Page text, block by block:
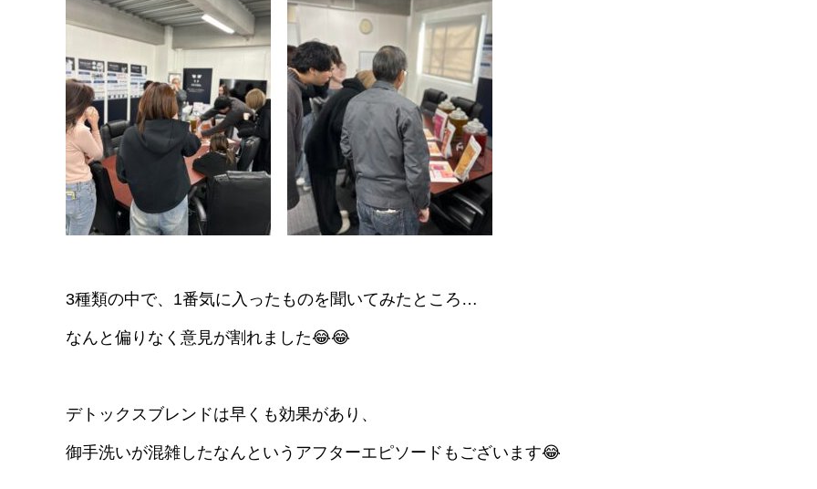
3種類の中で、1番気に入ったものを聞いてみたところ…
なんと偏りなく意見が割れました😂😂
デトックスブレンドは早くも効果があり、
御手洗いが混雑したなんというアフターエピソードもございます😂